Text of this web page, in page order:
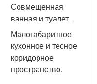
Совмещенная
ванная и туалет.
Малогабаритное
кухонное и тесное
коридорное
пространство.